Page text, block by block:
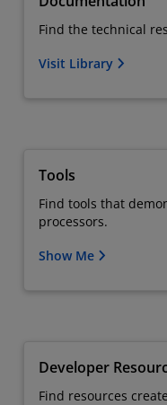
Find the technical
Visit Library
Tools
Find tools that
processors.
Show Me
Developer
Find resources